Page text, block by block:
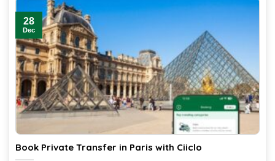
Book Private Transfer in Paris with Ciiclo
28
Dec